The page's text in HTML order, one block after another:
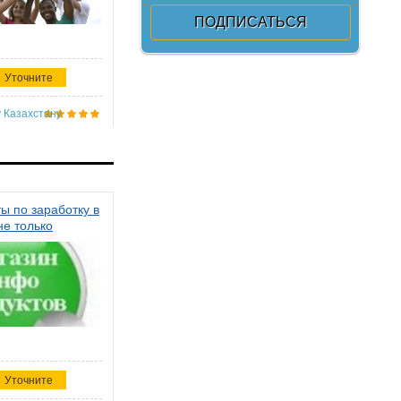
Уточните
Казахстану
по заработку в
только
Уточните